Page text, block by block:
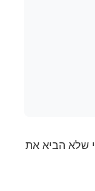
שלא הביא את